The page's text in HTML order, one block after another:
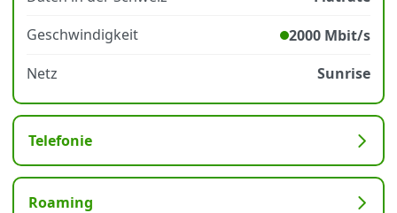
Geschwindigkeit
2000 Mbit/s
Netz
Sunrise
Telefonie
Roaming